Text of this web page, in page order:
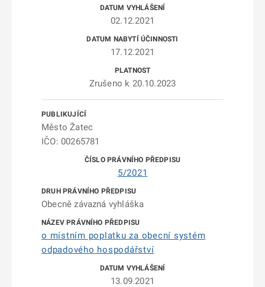
02.12.2021
17.12.2021
Zrušeno k 20.10.2023
Město Žatec
IČO: 00265781
5/2021
Obecně závazná vyhláška
o místním poplatku za obecní systém
odpadového hospodářství
13.09.2021